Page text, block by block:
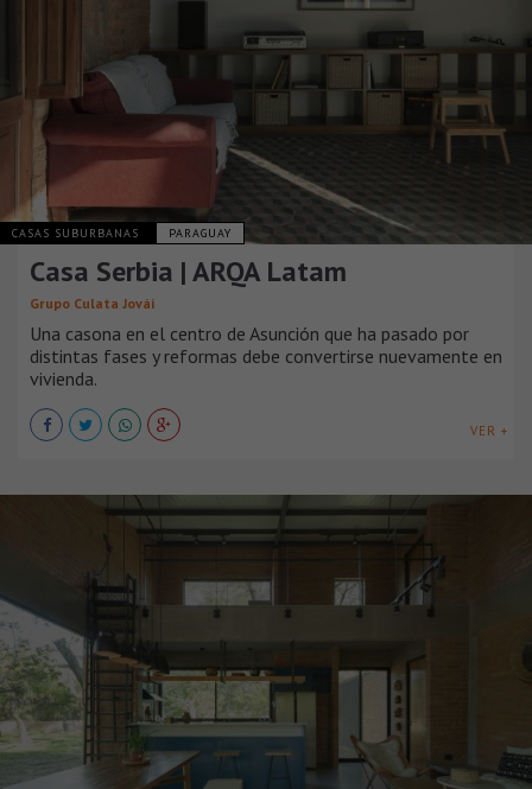
CASAS SUBURBANAS PARAGUAY
Casa Serbia | ARQA Latam
Grupo Culata Jovái
Una casona en el centro de Asunción que ha pasado por
distintas fases y reformas debe convertirse nuevamente en
vivienda.
VER +